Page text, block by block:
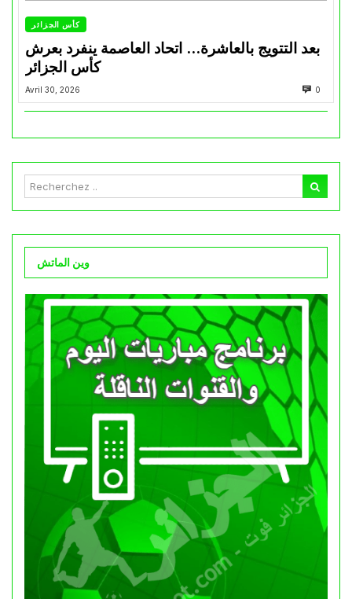
كأس الجزائر
بعد التتويج بالعاشرة… اتحاد العاصمة ينفرد بعرش
كأس الجزائر
Avril 30, 2026 0
وين الماتش